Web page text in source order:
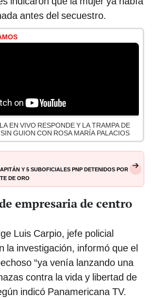
antes del secuestro.
EN VIVO RESPONDE Y LA TRAMPA DE
GUION CON ROSA MARÍA PALACIOS
y 5 suboficiales PNP detenidos por
de oro
empresaria de centro
Luis Carpio, jefe policial
la investigación, informó que el
“ya venía lanzando una
contra la vida y libertad de
indicó Panamericana TV.